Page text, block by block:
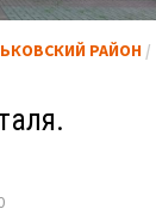
РАЙОН /